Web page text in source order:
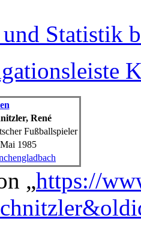
Statistik
René
Fußballspieler
1985
„https://